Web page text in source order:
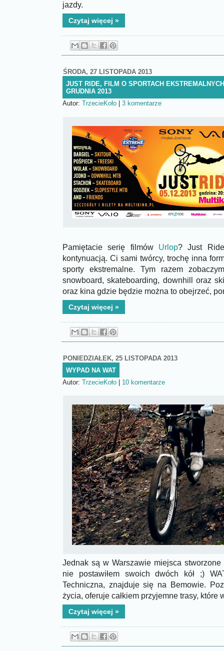
jazdy.
Czytaj więcej »
ŚRODA, 27 LISTOPADA 2013
JUST RIDE, FILM O SPORTACH
GRUDNIA 2013
Autor: TrzecieKoło 3 komentarze
Pamiętacie serię filmów Urlop? Just
kontynuacją. Ci sami twórcy, trochę inna
sporty ekstremalne. Tym razem
snowboard, skateboarding, downhill oraz
oraz kina gdzie będzie można to obejrzeć,
Czytaj więcej »
PONIEDZIAŁEK, 25 LISTOPADA 2013
WYPAD NA WAT
Autor: TrzecieKoło | 10 komentarze
Jednak są w Warszawie miejsca
nie postawiłem swoich dwóch kół ;)
Techniczna, znajduje się na Bemowie.
życia, oferuje całkiem przyjemne trasy, które
Czytaj więcej »